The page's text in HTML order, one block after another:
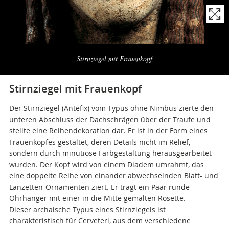
Stirnziegel mit Frauenkopf
Naviga
Stirnziegel mit Frauenkopf
Der Stirnziegel (Antefix) vom Typus ohne Nimbus zierte den
unteren Abschluss der Dachschrägen über der Traufe und
stellte eine Reihendekoration dar. Er ist in der Form eines
Frauenkopfes gestaltet, deren Details nicht im Relief,
sondern durch minutiöse Farbgestaltung herausgearbeitet
wurden. Der Kopf wird von einem Diadem umrahmt, das
eine doppelte Reihe von einander abwechselnden Blatt- und
Lanzetten-Ornamenten ziert. Er trägt ein Paar runde
Ohrhänger mit einer in die Mitte gemalten Rosette.
Dieser archaische Typus eines Stirnziegels ist
charakteristisch für Cerveteri, aus dem verschiedene